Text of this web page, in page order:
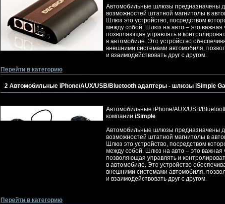
Автомобильные шлюзы предназначены
возможностей штатной магнитолы в
Шлюз это устройство, посредством
между собой. Шлюз на авто – это важная
позволяющая управлять и
в автомобиле. Это устройство
внешними системами автомобиля,
и взаимодействовать друг с другом.
Перейти в категорию
2 Автомобильные iPhone/AUX/USB/Bluetooth адаптеры - шлюзы iSimple
Автомобильные iPhone/AUX/USB/
компании iSimple
Автомобильные шлюзы предназначены
возможностей штатной магнитолы в
Шлюз это устройство, посредством
между собой. Шлюз на авто – это важная
позволяющая управлять и
в автомобиле. Это устройство
внешними системами автомобиля,
и взаимодействовать друг с другом.
Перейти в категорию